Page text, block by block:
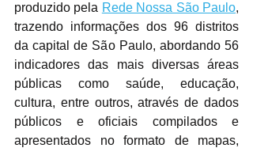
produzido pela Rede Nossa São Paulo,
trazendo informações dos 96 distritos
da capital de São Paulo, abordando 56
indicadores das mais diversas áreas
públicas como saúde, educação,
cultura, entre outros, através de dados
públicos e oficiais compilados e
apresentados no formato de mapas,